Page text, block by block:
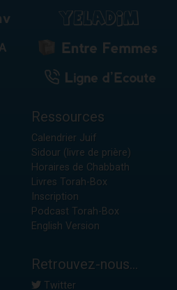
Ressources
Calendrier Juif
Sidour (livre de prière)
Horaires de Chabbath
Livres Torah-Box
Inscription
Podcast Torah-Box
English Version
Retrouvez-nous...
Twitter